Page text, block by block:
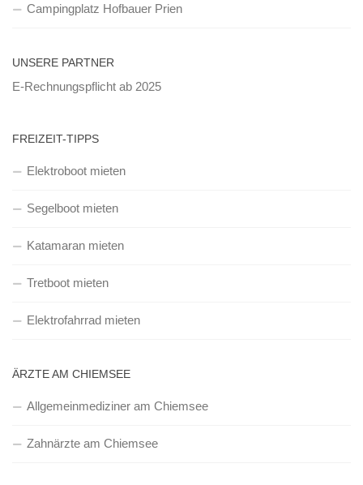
Campingplatz Hofbauer Prien
UNSERE PARTNER
E-Rechnungspflicht ab 2025
FREIZEIT-TIPPS
Elektroboot mieten
Segelboot mieten
Katamaran mieten
Tretboot mieten
Elektrofahrrad mieten
ÄRZTE AM CHIEMSEE
Allgemeinmediziner am Chiemsee
Zahnärzte am Chiemsee